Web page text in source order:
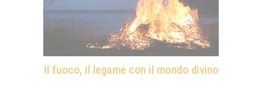
Il fuoco, il legame con il mondo divino